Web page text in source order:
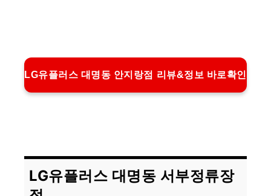
LG유플러스 대명동 안지랑점 리뷰&정보 바로확인
LG유플러스 대명동 서부정류장